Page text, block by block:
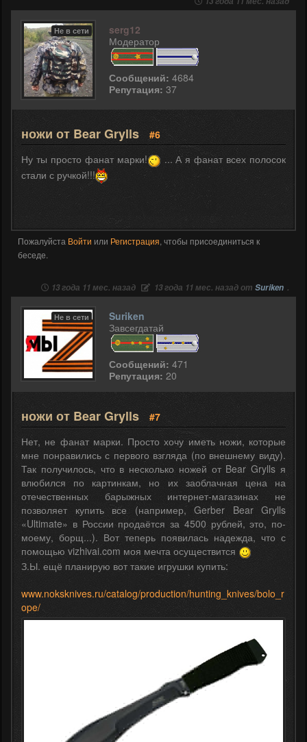
Не в сети
serg12
Модератор
Сообщений: 4684
Репутация: 37
ножи от Bear Grylls
#6
Ну ты просто фанат марки!
... А я фанат всех полосок
стали с ручкой!!!
Пожалуйста Войти или Регистрация, чтобы присоединиться к
беседе.
13 года 11 мес. назад 13 года 11 мес. назад от Suriken .
Не в сети
Suriken
Завсегдатай
Сообщений: 471
Репутация: 20
ножи от Bear Grylls
#7
Нет, не фанат марки. Просто хочу иметь ножи, которые
мне понравились с первого взгляда (по внешнему виду).
Так получилось, что в несколько ножей от Bear Grylls я
влюбился по картинкам, но их заоблачная цена на
отечественных барыжных интернет-магазинах не
позволяет купить все (например, Gerber Bear Grylls
«Ultimate» в России продаётся за 4500 рублей, это, по-
моему, борщ...). Вот теперь появилась надежда, что с
помощью vizhivai.com моя мечта осуществится
З.Ы. ещё планирую вот такие игрушки купить:
www.noksknives.ru/catalog/production/hunting_knives/bolo_r
ope/